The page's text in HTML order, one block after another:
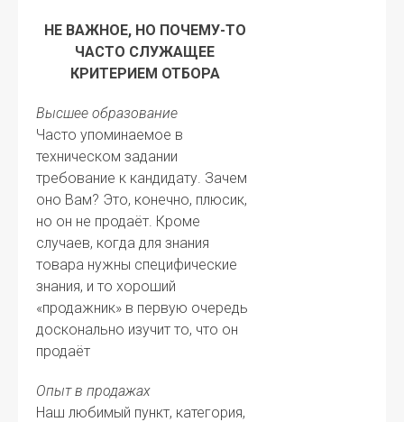
НЕ ВАЖНОЕ, НО ПОЧЕМУ-ТО
ЧАСТО СЛУЖАЩЕЕ
КРИТЕРИЕМ ОТБОРА
Высшее образование
Часто упоминаемое в
техническом задании
требование к кандидату. Зачем
оно Вам? Это, конечно, плюсик,
но он не продаёт. Кроме
случаев, когда для знания
товара нужны специфические
знания, и то хороший
«продажник» в первую очередь
досконально изучит то, что он
продаёт
Опыт в продажах
Наш любимый пункт, категория,